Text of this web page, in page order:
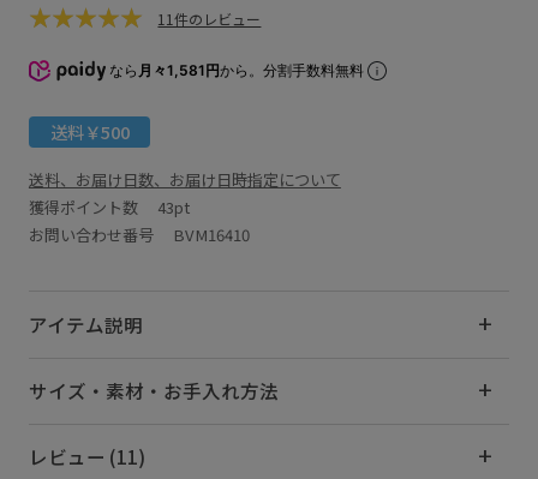
11件のレビュー
なら 月々1,581円から。分割手数料無料
送料￥500
送料、お届け日数、お届け日時指定について
獲得ポイント数 43pt
お問い合わせ番号 BVM16410
アイテム説明
サイズ・素材・お手入れ方法
レビュー (11)